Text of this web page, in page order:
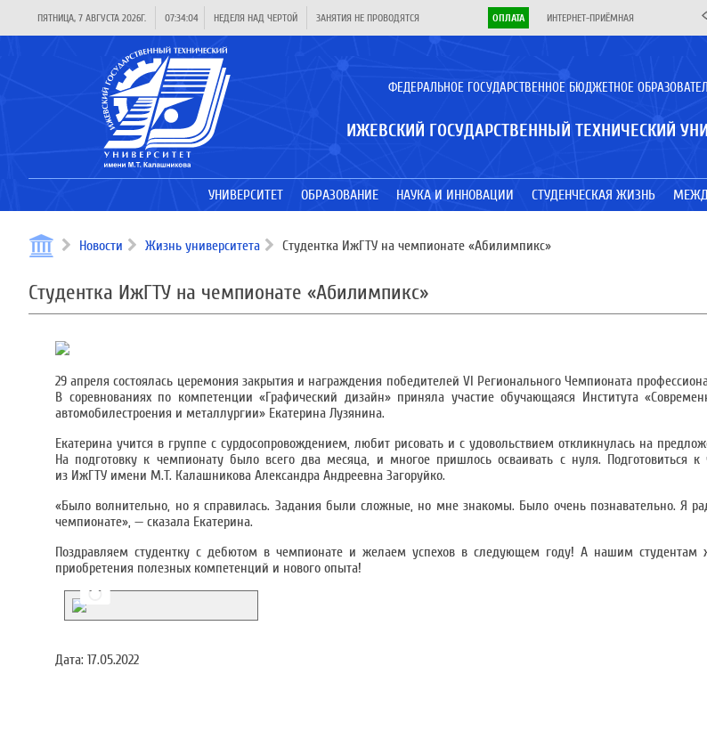
ПЯТНИЦА, 7 АВГУСТА 2026Г. 07:34:04 НЕДЕЛЯ НАД ЧЕРТОЙ ЗАНЯТИЯ НЕ ПРОВОДЯТСЯ ОПЛАТА ИНТЕРНЕТ-ПРИЁМНАЯ
ФЕДЕРАЛЬНОЕ ГОСУДАРСТВЕННОЕ БЮДЖЕТНОЕ
ИЖЕВСКИЙ ГОСУДАРСТВЕННЫЙ ТЕХНИЧЕСКИЙ
УНИВЕРСИТЕТ ОБРАЗОВАНИЕ НАУКА И ИННОВАЦИИ СТУДЕНЧЕСКАЯ ЖИЗНЬ
Новости Жизнь университета Студентка ИжГТУ на чемпионате «Абилимпикс»
Студентка ИжГТУ на чемпионате «Абилимпикс»
29 апреля состоялась церемония закрытия и награждения победителей VI Регионального Чемпионата
В соревнованиях по компетенции «Графический дизайн» приняла участие обучающаяся Института
автомобилестроения и металлургии» Екатерина Лузянина.
Екатерина учится в группе с сурдосопровождением, любит рисовать и с удовольствием откликнулась на
На подготовку к чемпионату было всего два месяца, и многое пришлось осваивать с нуля. Подготовиться к
из ИжГТУ имени М.Т. Калашникова Александра Андреевна Загоруйко.
«Было волнительно, но я справилась. Задания были сложные, но мне знакомы. Было очень познавательно. Я
чемпионате», — сказала Екатерина.
Поздравляем студентку с дебютом в чемпионате и желаем успехов в следующем году! А нашим студентам
приобретения полезных компетенций и нового опыта!
Дата: 17.05.2022